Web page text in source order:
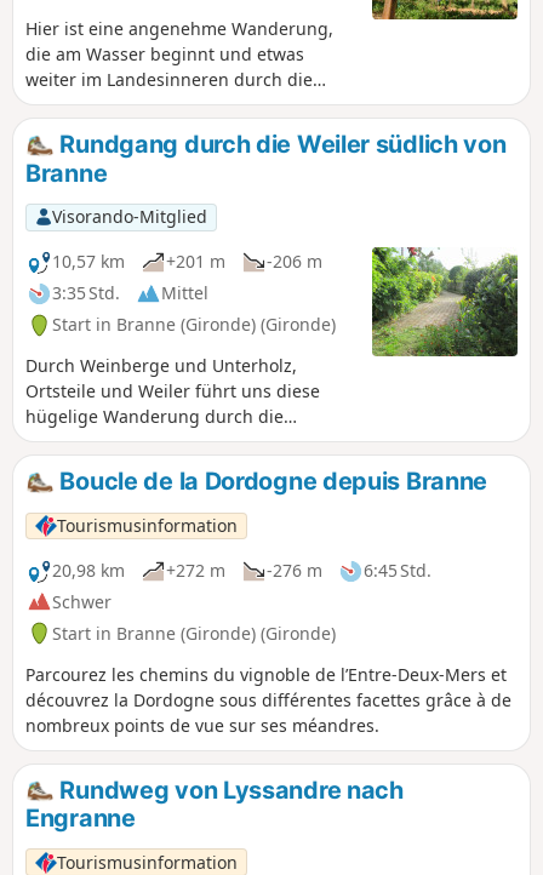
Hier ist eine angenehme Wanderung,
die am Wasser beginnt und etwas
weiter im Landesinneren durch die
Weinberge zurückführt. Sie ist wenig
anspruchsvoll, da sie auf flachem
Gelände verläuft, und bietet schöne
Ausblicke auf die gegenüberliegenden
Hügel am linken Ufer der Dordogne.
06.06.2024: Wanderung zwischen 8 und
10 geändert.
Rundgang durch die Weiler südlich von
Branne
Visorando-Mitglied
10,57 km
+201 m
-206 m
3:35 Std.
Mittel
Start in Branne (Gironde) (Gironde)
Durch Weinberge und Unterholz,
Ortsteile und Weiler führt uns diese
hügelige Wanderung durch die
friedliche und grüne Landschaft südlich
von Branne.
Boucle de la Dordogne depuis Branne
Tourismusinformation
20,98 km
+272 m -276 m
6:45 Std.
Schwer
Start in Branne (Gironde) (Gironde)
Parcourez les chemins du vignoble de l’Entre-Deux-Mers et
découvrez la Dordogne sous différentes facettes grâce à de
nombreux points de vue sur ses méandres.
Rundweg von Lyssandre nach
Engranne
Tourismusinformation